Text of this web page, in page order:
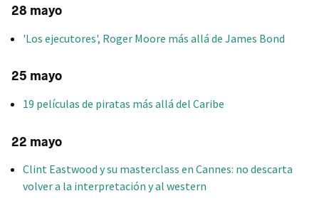
28 mayo
'Los ejecutores', Roger Moore más allá de James Bond
25 mayo
19 películas de piratas más allá del Caribe
22 mayo
Clint Eastwood y su masterclass en Cannes: no descarta
volver a la interpretación y al western